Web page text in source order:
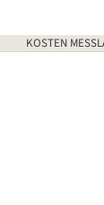
KOSTEN